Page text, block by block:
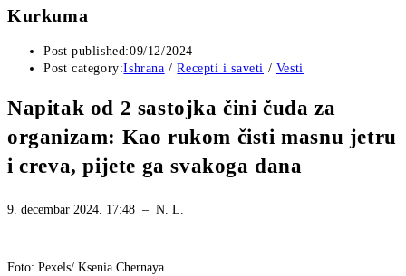
Kurkuma
Post published:09/12/2024
Post category:Ishrana / Recepti i saveti / Vesti
Napitak od 2 sastojka čini čuda za
organizam: Kao rukom čisti masnu jetru
i creva, pijete ga svakoga dana
9. decembar 2024. 17:48 – N. L.
Foto: Pexels/ Ksenia Chernaya